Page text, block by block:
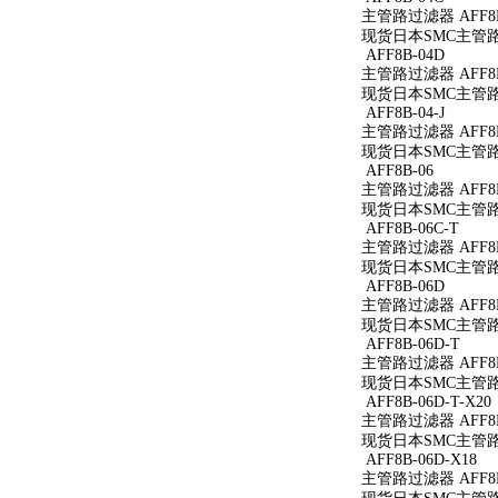
主管路过滤器
现货日本SMC主管
AFF8B-04D
主管路过滤器
现货日本SMC主管
AFF8B-04-J
主管路过滤器
现货日本SMC主管
AFF8B-06
主管路过滤器
现货日本SMC主管
AFF8B-06C-T
主管路过滤器
现货日本SMC主管
AFF8B-06D
主管路过滤器
现货日本SMC主管
AFF8B-06D-T
主管路过滤器
现货日本SMC主管
AFF8B-06D-T-X20
主管路过滤器
现货日本SMC主管
AFF8B-06D-X18
主管路过滤器